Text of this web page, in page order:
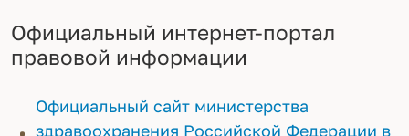
Официальный интернет-портал
правовой информации
Официальный сайт министерства
здравоохранения Российской Федерации в